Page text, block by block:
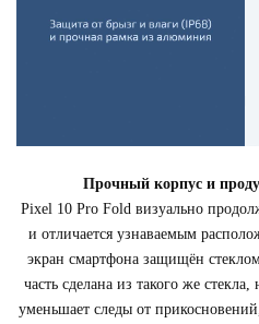
Прочный корпус и
Pixel 10 Pro Fold визуально
и отличается узнаваемым
экран смартфона защищён
часть сделана из такого же
уменьшает следы от